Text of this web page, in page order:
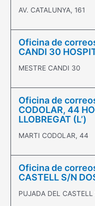
AV. CATALUNYA, 161
Oficina de
CANDI 30
MESTRE CANDI 30
Oficina de
CODOLAR, 44
LLOBREGAT (L’)
MARTI CODOLAR, 44
Oficina de
CASTELL S/N
PUJADA DEL CASTELL